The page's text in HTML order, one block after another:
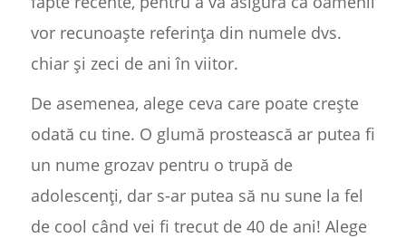
vor recunoaște referința din numele dvs.
chiar și zeci de ani în viitor.
De asemenea, alege ceva care poate crește
odată cu tine. O glumă prostească ar putea fi
un nume grozav pentru o trupă de
adolescenți, dar s-ar putea să nu sune la fel
de cool când vei fi trecut de 40 de ani! Alege